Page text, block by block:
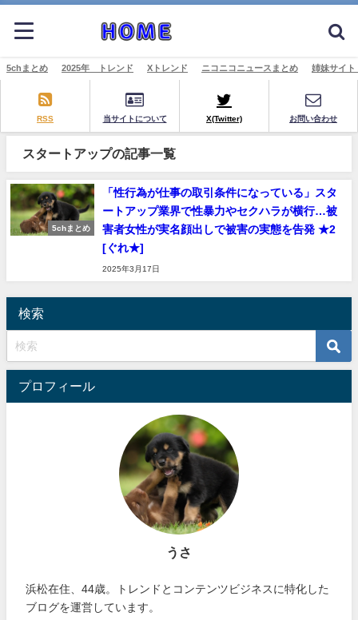
5chまとめ 2025年 トレンド Xトレンド ニコニコニュースまとめ 姉妹サイ
RSS 当サイトについて X(Twitter) お問い合わせ
スタートアップの記事一覧
5chまとめ
「性行為が仕事の取引条件になっている」スタ
ートアップ業界で性暴力やセクハラが横行…被
害者女性が実名顔出しで被害の実態を告発 ★2
[ぐれ★]
2025年3月17日
検索
プロフィール
うさ
浜松在住、44歳。トレンドとコンテンツビジネスに特化した
ブログを運営しています。